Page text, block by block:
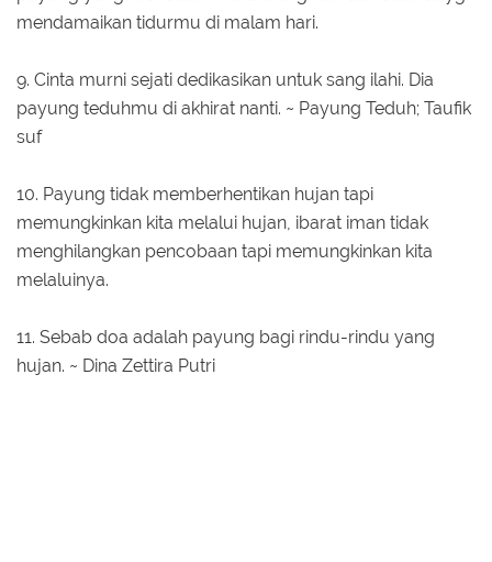
mendamaikan tidurmu di malam hari.
9. Cinta murni sejati dedikasikan untuk sang ilahi. Dia
payung teduhmu di akhirat nanti. ~ Payung Teduh; Taufik
suf
10. Payung tidak memberhentikan hujan tapi
memungkinkan kita melalui hujan, ibarat iman tidak
menghilangkan pencobaan tapi memungkinkan kita
melaluinya.
11. Sebab doa adalah payung bagi rindu-rindu yang
hujan. ~ Dina Zettira Putri